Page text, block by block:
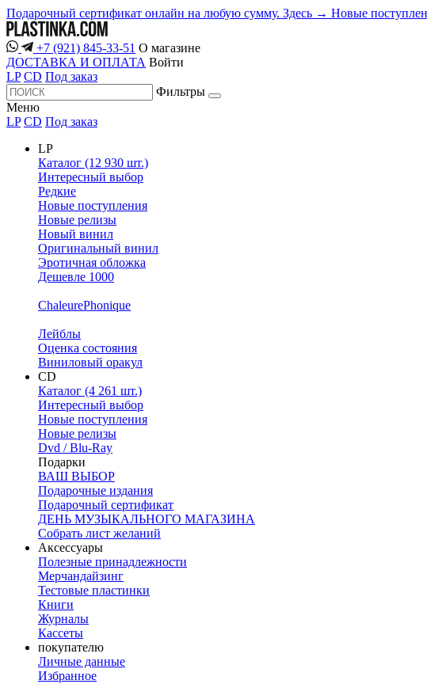
Подарочный сертификат онлайн на любую сумму. Здесь → Новые
+7 (921) 845-33-51 О магазине
ДОСТАВКА И ОПЛАТА Войти
LP CD Под заказ
Фильтры
Меню
LP CD Под заказ
LP
Каталог (12 930 шт.)
Интересный выбор
Редкие
Новые поступления
Новые релизы
Новый винил
Оригинальный винил
Эротичная обложка
Дешевле 1000
ChaleurePhonique
Лейблы
Оценка состояния
Виниловый оракул
CD
Каталог (4 261 шт.)
Интересный выбор
Новые поступления
Новые релизы
Dvd / Blu-Ray
Подарки
ВАШ ВЫБОР
Подарочные издания
Подарочный сертификат
ДЕНЬ МУЗЫКАЛЬНОГО МАГАЗИНА
Собрать лист желаний
Аксессуары
Полезные принадлежности
Мерчандайзинг
Тестовые пластинки
Книги
Журналы
Кассеты
покупателю
Личные данные
Избранное